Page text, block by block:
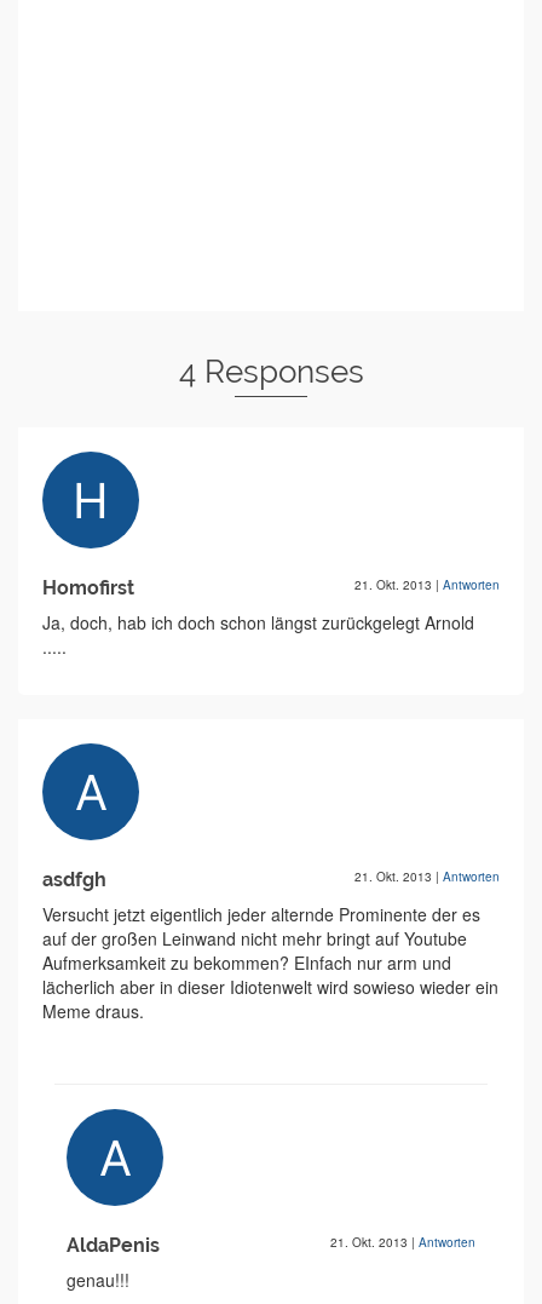
4 Responses
Homofirst 21. Okt. 2013 | Antworten
Ja, doch, hab ich doch schon längst zurückgelegt Arnold
.....
asdfgh 21. Okt. 2013 | Antworten
Versucht jetzt eigentlich jeder alternde Prominente der es
auf der großen Leinwand nicht mehr bringt auf Youtube
Aufmerksamkeit zu bekommen? EInfach nur arm und
lächerlich aber in dieser Idiotenwelt wird sowieso wieder ein
Meme draus.
AldaPenis 21. Okt. 2013 | Antworten
genau!!!